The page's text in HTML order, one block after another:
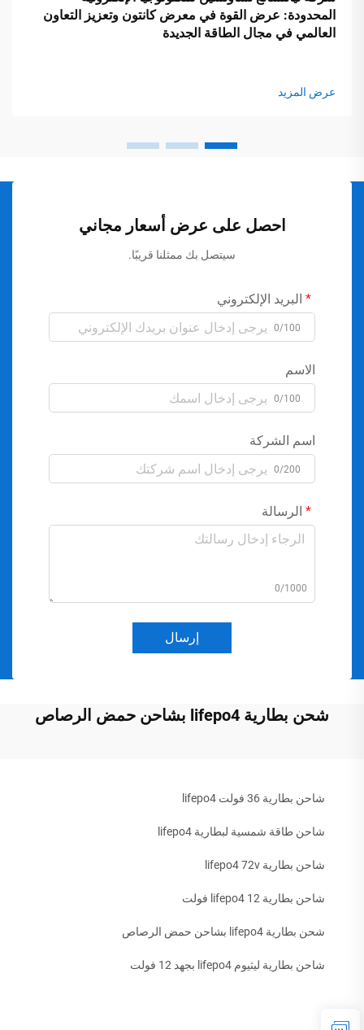
المحدودة: عرض القوة في معرض كانتون وتعزيز التعاون
العالمي في مجال الطاقة الجديدة
عرض المزيد
احصل على عرض أسعار مجاني
سيتصل بك ممثلنا قريبًا.
البريد الإلكتروني
0/100
الاسم
0/100
اسم الشركة
0/200
الرسالة
0/1000
إرسال
شحن بطارية lifepo4 بشاحن حمض الرصاص
شاحن بطارية 36 فولت lifepo4
شاحن طاقة شمسية لبطارية lifepo4
شاحن بطارية lifepo4 72v
شاحن بطارية lifepo4 12 فولت
شحن بطارية lifepo4 بشاحن حمض الرصاص
شاحن بطارية ليثيوم lifepo4 بجهد 12 فولت